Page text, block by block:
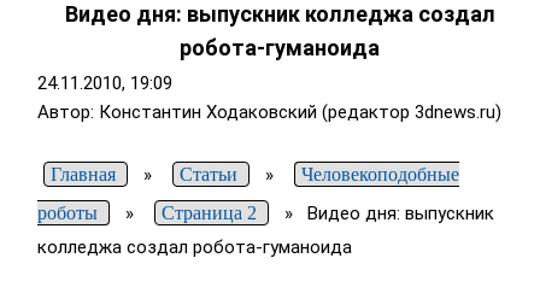
Видео дня: выпускник колледжа создал
робота-гуманоида
24.11.2010, 19:09
Автор: Константин Ходаковский (редактор 3dnews.ru)
Главная » Статьи »
Человекоподобные
роботы
» Страница 2 » Видео дня: выпускник
колледжа создал робота-гуманоида